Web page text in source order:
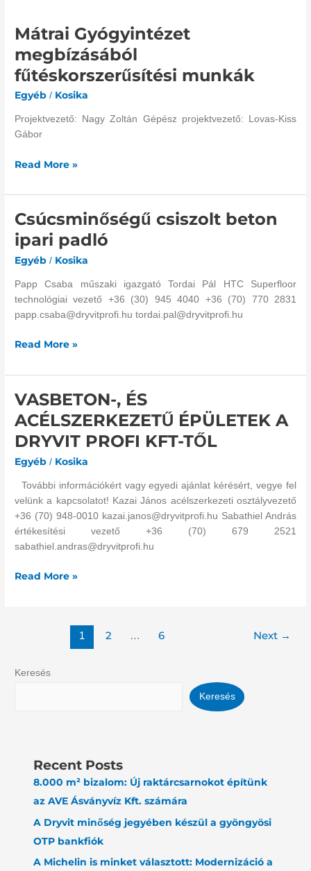
Mátrai Gyógyintézet
megbízásából
fűtéskorszerűsítési munkák
Egyéb / Kosika
Projektvezető: Nagy Zoltán Gépész projektvezető: Lovas-Kiss
Gábor
megbízásából
fűtéskorszerűsítési
munkák
Read More »
Csúcsminőségű csiszolt beton
ipari padló
Egyéb / Kosika
Papp Csaba műszaki igazgató Tordai Pál HTC Superfloor
technológiai vezető +36 (30) 945 4040 +36 (70) 770 2831
papp.csaba@dryvitprofi.hu tordai.pal@dryvitprofi.hu
Csúcsminőségű
csiszolt
beton
ipari
Read More »
VASBETON-, ÉS
ACÉLSZERKEZETŰ ÉPÜLETEK A
DRYVIT PROFI KFT-TŐL
Egyéb / Kosika
További információkért vagy egyedi ajánlat kérésért, vegye fel
velünk a kapcsolatot! Kazai János acélszerkezeti osztályvezető
+36 (70) 948-0010 kazai.janos@dryvitprofi.hu Sabathiel András
értékesítési vezető +36 (70) 679 2521
sabathiel.andras@dryvitprofi.hu
VASBETON-,
ÉS
ACÉLSZERKEZETŰ
ÉPÜLETEK
A
PROFI
KFT-
TŐL
Read More »
1 2 … 6 Next →
Keresés
Keresés
Recent Posts
8.000 m² bizalom: Új raktárcsarnokot építünk
az AVE Ásványvíz Kft. számára
A Dryvit minőség jegyében készül a gyöngyösi
OTP bankfiók
A Michelin is minket választott: Modernizáció a